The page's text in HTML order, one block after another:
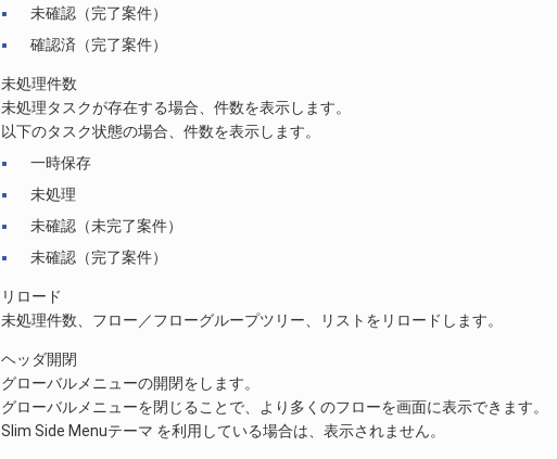
未確認（完了案件）
確認済（完了案件）
未処理件数
未処理タスクが存在する場合、件数を表示します。
以下のタスク状態の場合、件数を表示します。
一時保存
未処理
未確認（未完了案件）
未確認（完了案件）
リロード
未処理件数、フロー／フローグループツリー、リストをリロードします。
ヘッダ開閉
グローバルメニューの開閉をします。
グローバルメニューを閉じることで、より多くのフローを画面に表示できます。
Slim Side Menuテーマ を利用している場合は、表示されません。